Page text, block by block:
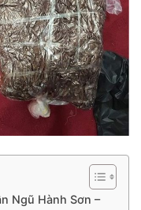
Ngũ Hành Sơn –